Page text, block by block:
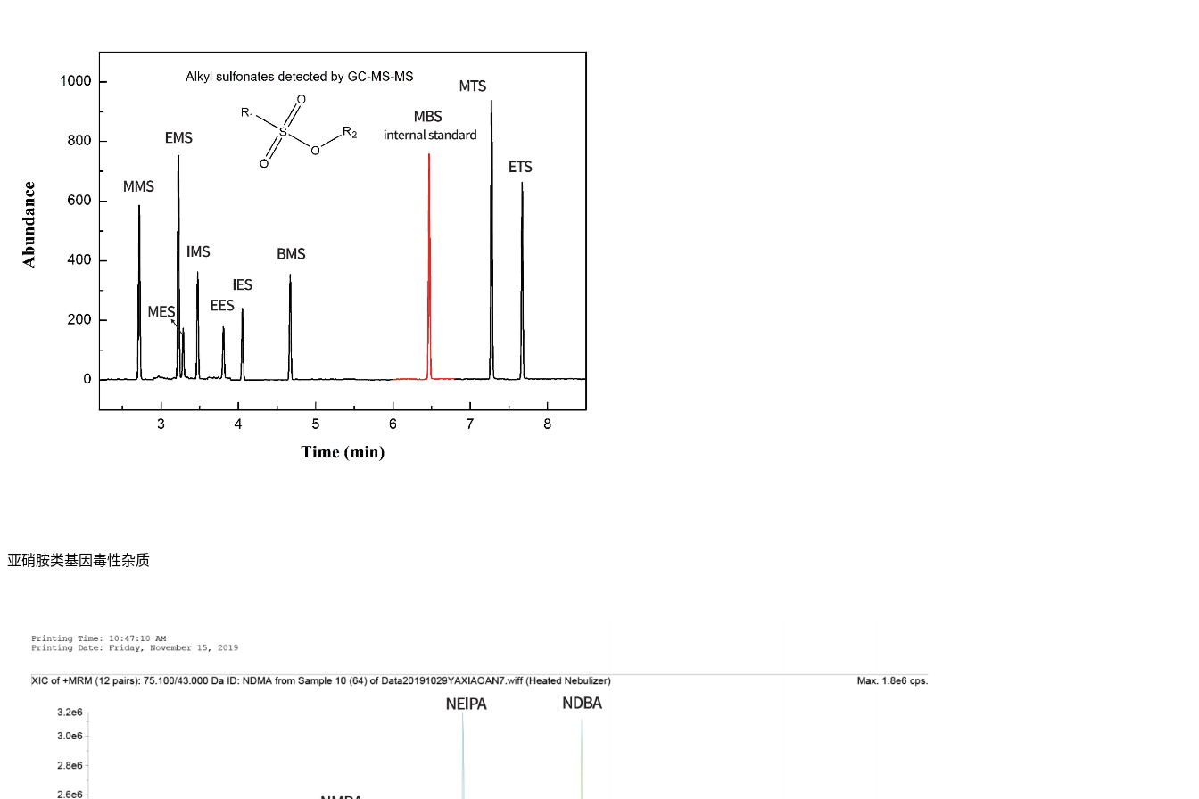
亚硝胺类基因毒性杂质